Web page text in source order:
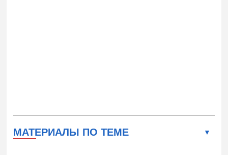
МАТЕРИАЛЫ ПО ТЕМЕ